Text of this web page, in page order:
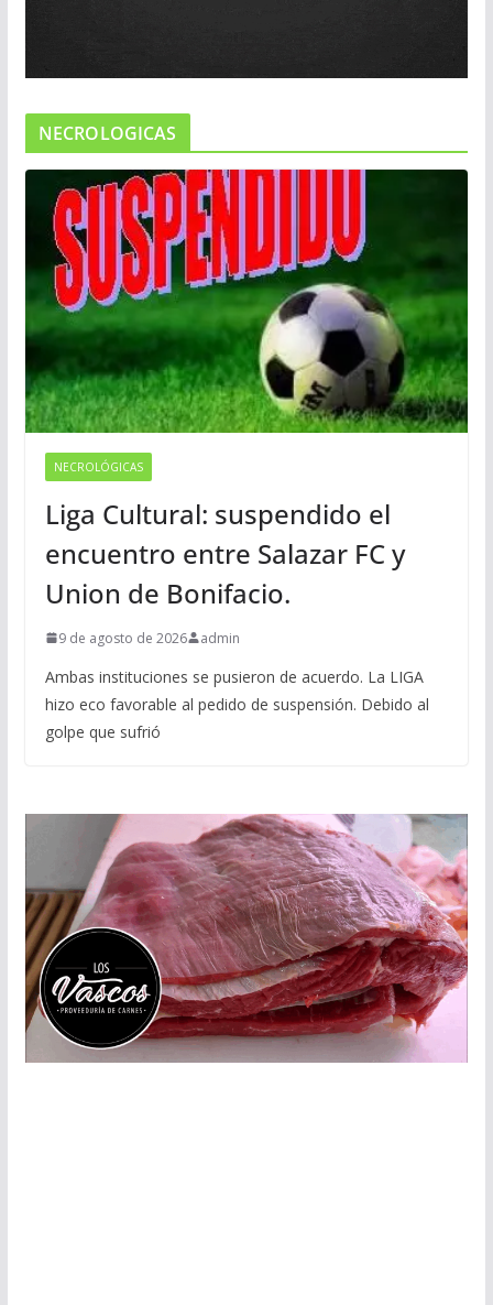
NECROLOGICAS
NECROLÓGICAS
Liga Cultural: suspendido el
encuentro entre Salazar FC y
Union de Bonifacio.
9 de agosto de 2026 admin
Ambas instituciones se pusieron de acuerdo. La LIGA
hizo eco favorable al pedido de suspensión. Debido al
golpe que sufrió